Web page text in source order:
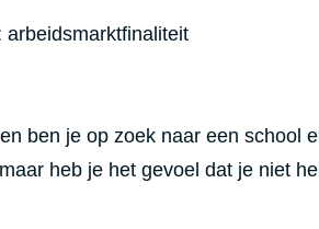
arbeidsmarktfinaliteit
ben je op zoek naar een school
heb je het gevoel dat je niet